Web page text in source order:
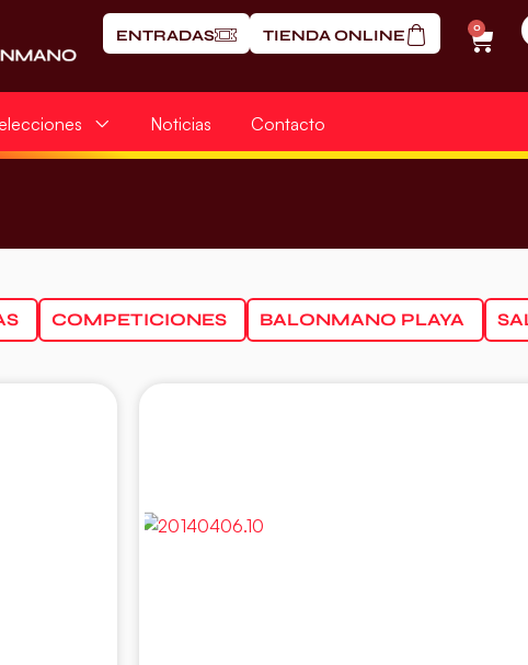
ENTRADAS TIENDA ONLINE 0
Noticias Contacto
COMPETICIONES BALONMANO PLAYA